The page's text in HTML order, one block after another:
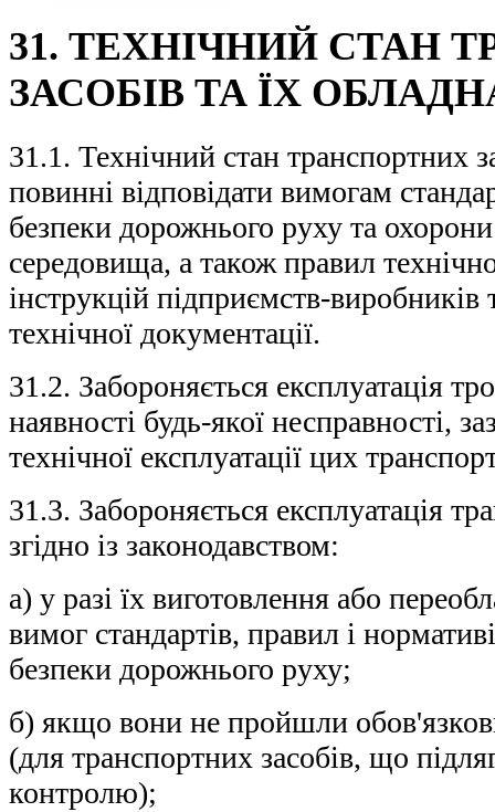
31. ТЕХНІЧНИЙ СТАН
ЗАСОБІВ ТА ЇХ
31.1. Технічний стан транспортних
повинні відповідати вимогам
безпеки дорожнього руху та
середовища, а також правил
інструкцій підприємств-
технічної документації.
31.2. Забороняється експлуатація
наявності будь-якої несправності,
технічної експлуатації цих
31.3. Забороняється експлуатація
згідно із законодавством:
а) у разі їх виготовлення або
вимог стандартів, правил і
безпеки дорожнього руху;
б) якщо вони не пройшли
(для транспортних засобів, що
контролю);